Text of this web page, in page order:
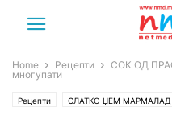
Home Рецепти
СОК ОД
многупати
Рецепти СЛАТКО ЏЕМ МАРМАЛАД